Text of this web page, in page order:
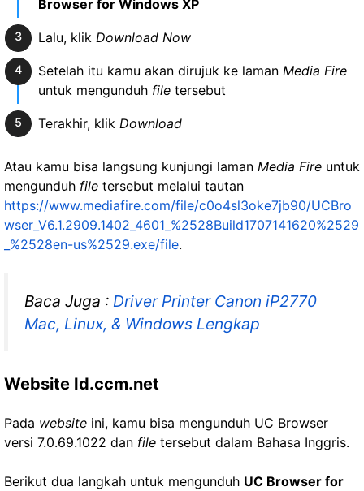
Browser for Windows XP
Lalu, klikDownload Now
Setelah itu kamu akan dirujuk ke laman Media Fire
untuk mengunduh filetersebut
Terakhir, klik Download
Atau kamu bisa langsung kunjungi laman Media Fire untuk
mengunduh file tersebut melalui tautan
https://www.mediafire.com/file/c0o4sl3oke7jb90/UCBro
wser_V6.1.2909.1402_4601_%2528Build1707141620%2529
_%2528en-us%2529.exe/file.
Baca Juga : Driver Printer Canon iP2770
Mac, Linux, & Windows Lengkap
Website Id.ccm.net
Pada website ini, kamu bisa mengunduh UC Browser
versi 7.0.69.1022 dan file tersebut dalam Bahasa Inggris.
Berikut dua langkah untuk mengunduh UC Browser for